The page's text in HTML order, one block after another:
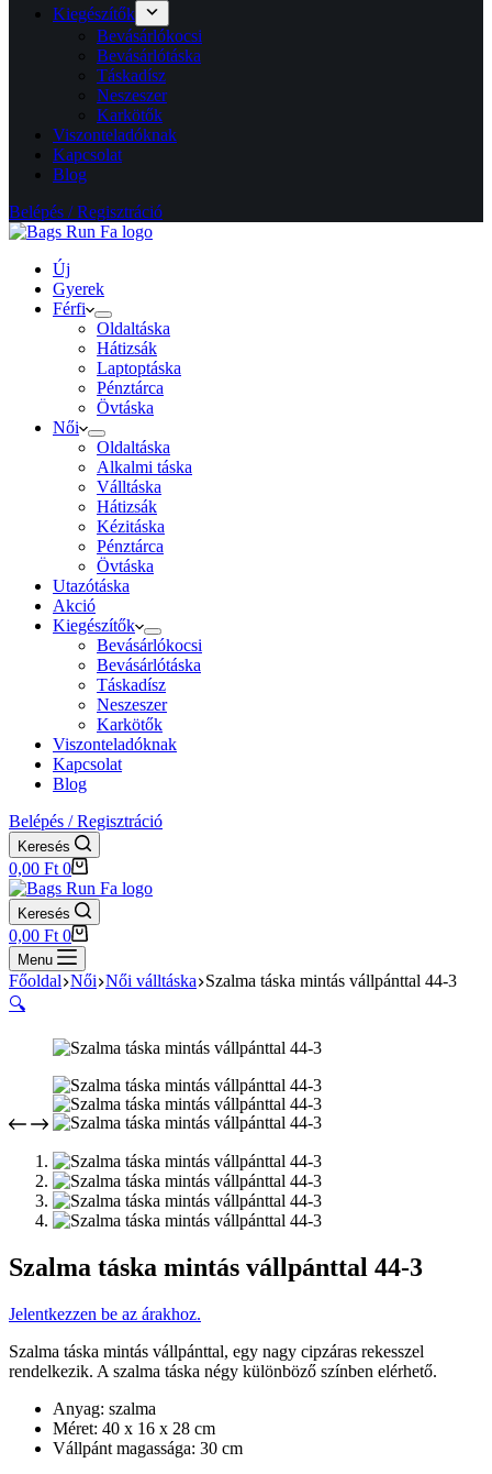
Kiegészítők
Bevásárlókocsi
Bevásárlótáska
Táskadísz
Neszeszer
Karkötők
Viszonteladóknak
Kapcsolat
Blog
Belépés / Regisztráció
Új
Gyerek
Férfi
Oldaltáska
Hátizsák
Laptoptáska
Pénztárca
Övtáska
Női
Oldaltáska
Alkalmi táska
Válltáska
Hátizsák
Kézitáska
Pénztárca
Övtáska
Utazótáska
Akció
Kiegészítők
Bevásárlókocsi
Bevásárlótáska
Táskadísz
Neszeszer
Karkötők
Viszonteladóknak
Kapcsolat
Blog
Belépés / Regisztráció
Keresés
Shopping
cart
0,00 Ft 0
Keresés
Shopping
cart
0,00 Ft 0
Menu
Főoldal Női Női válltáska Szalma táska mintás vállpánttal 44-3
🔍
Szalma táska mintás vállpánttal 44-3
Jelentkezzen be az árakhoz.
Szalma táska mintás vállpánttal, egy nagy cipzáras rekesszel
rendelkezik. A szalma táska négy különböző színben elérhető.
Anyag: szalma
Méret: 40 x 16 x 28 cm
Vállpánt magassága: 30 cm